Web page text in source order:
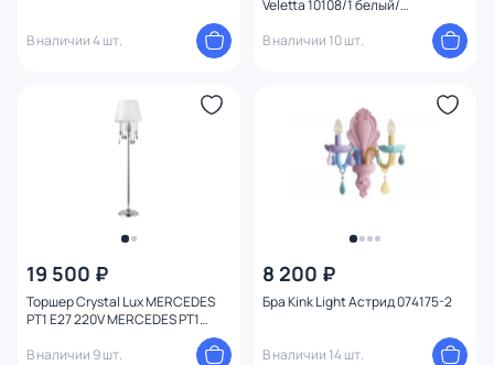
В наличии 4 шт.
Veletta 10108/1 белый/
прозрачный хрусталь Strotskis
В наличии 10 шт.
19 500 ₽
Торшер Crystal Lux MERCEDES
PT1 E27 220V MERCEDES PT1
В наличии 9 шт.
8 200 ₽
Бра Kink Light Астрид 074175-2
В наличии 14 шт.